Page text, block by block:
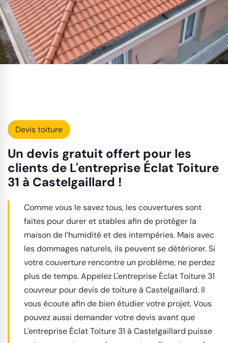
Devis toiture
Un devis gratuit offert pour les
clients de L'entreprise Éclat Toiture
31 à Castelgaillard !
Comme vous le savez tous, les couvertures sont
faites pour durer et stables afin de protéger la
maison de l’humidité et des intempéries. Mais avec
les dommages naturels, ils peuvent se détériorer. Si
votre couverture rencontre un problème, ne perdez
plus de temps. Appelez L'entreprise Éclat Toiture 31
couvreur pour devis de toiture à Castelgaillard. Il
vous écoute afin de bien étudier votre projet. Vous
pouvez aussi demander votre devis avant que
L'entreprise Éclat Toiture 31 à Castelgaillard puisse